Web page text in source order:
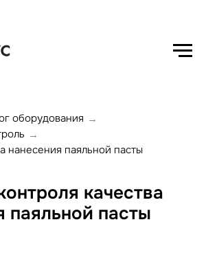
оборудования →
→
нанесения паяльной пасты
качества
паяльной пасты